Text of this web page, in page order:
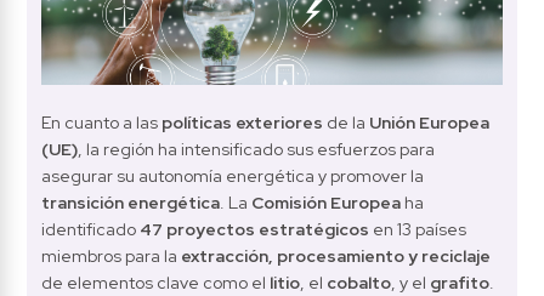
En cuanto a las políticas exteriores de la Unión Europea
(UE), la región ha intensificado sus esfuerzos para
transición energética. La Comisión Europea ha
identificado 47 proyectos estratégicos en 13 países
miembros para la extracción, procesamiento y reciclaje
de elementos clave como el litio, el cobalto, y el grafito.